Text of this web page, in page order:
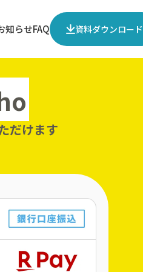
知らせFAQ 資料ダウンロード
だけます